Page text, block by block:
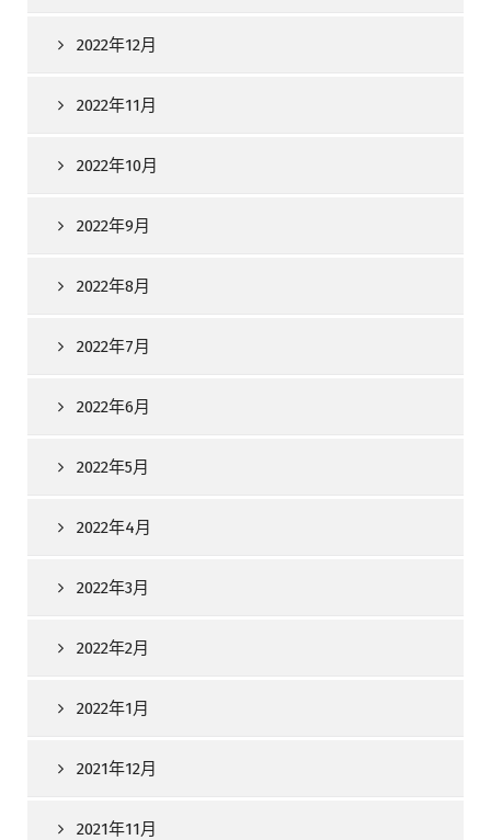
2022年12月
2022年11月
2022年10月
2022年9月
2022年8月
2022年7月
2022年6月
2022年5月
2022年4月
2022年3月
2022年2月
2022年1月
2021年12月
2021年11月